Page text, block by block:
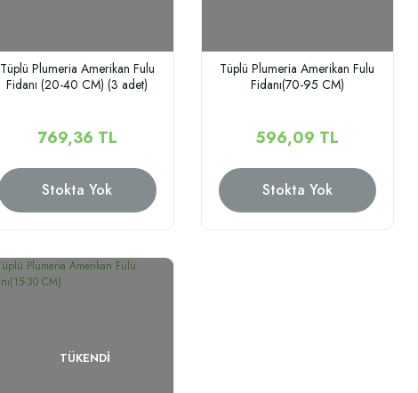
Tüplü Plumeria Amerikan Fulu
Fidanı (20-40 CM) (3 adet)
769,36 TL
Stokta Yok
Tüplü Plumeria Amerikan Fulu
Fidanı(70-95 CM)
596,09 TL
Stokta Yok
TÜKENDI